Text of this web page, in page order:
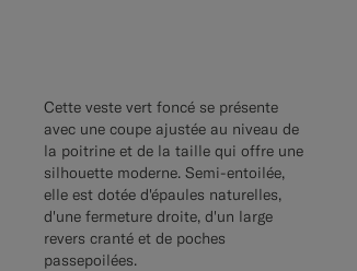
Cette veste vert foncé se présente
avec une coupe ajustée au niveau de
la poitrine et de la taille qui offre une
silhouette moderne. Semi-entoilée,
elle est dotée d'épaules naturelles,
d'une fermeture droite, d'un large
revers cranté et de poches
passepoilées.